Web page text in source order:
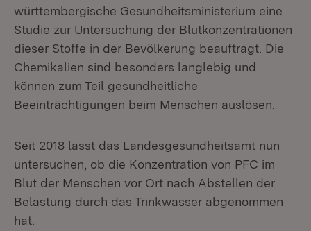
württembergische Gesundheitsministerium eine
Studie zur Untersuchung der Blutkonzentrationen
dieser Stoffe in der Bevölkerung beauftragt. Die
Chemikalien sind besonders langlebig und
können zum Teil gesundheitliche
Beeinträchtigungen beim Menschen auslösen.
Seit 2018 lässt das Landesgesundheitsamt nun
untersuchen, ob die Konzentration von PFC im
Blut der Menschen vor Ort nach Abstellen der
Belastung durch das Trinkwasser abgenommen
hat.